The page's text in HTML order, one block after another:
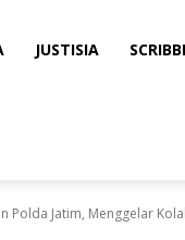
JUSTISIA
Polda Jatim, Menggelar